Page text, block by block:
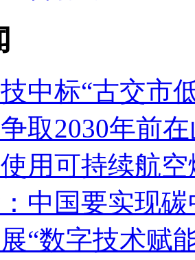
中标“古交市
取2030年前
用可持续航
中国要实现
“数字技术赋